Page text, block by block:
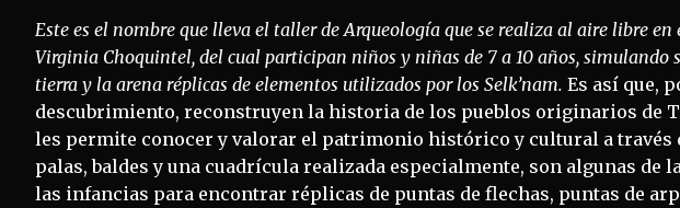
Este es el nombre que lleva el taller de Arqueología que se realiza al aire libre
Virginia Choquintel, del cual participan niños y niñas de 7 a 10 años, simulando
tierra y la arena réplicas de elementos utilizados por los Selk’nam. Es así que,
descubrimiento, reconstruyen la historia de los pueblos originarios de
les permite conocer y valorar el patrimonio histórico y cultural a través
palas, baldes y una cuadrícula realizada especialmente, son algunas de
las infancias para encontrar réplicas de puntas de flechas, puntas de